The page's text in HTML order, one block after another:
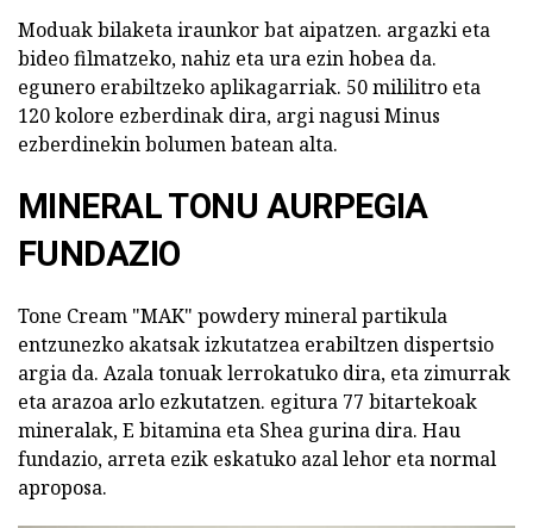
Moduak bilaketa iraunkor bat aipatzen. argazki eta
bideo filmatzeko, nahiz eta ura ezin hobea da.
egunero erabiltzeko aplikagarriak. 50 mililitro eta
120 kolore ezberdinak dira, argi nagusi Minus
ezberdinekin bolumen batean alta.
MINERAL TONU AURPEGIA
FUNDAZIO
Tone Cream "MAK" powdery mineral partikula
entzunezko akatsak izkutatzea erabiltzen dispertsio
argia da. Azala tonuak lerrokatuko dira, eta zimurrak
eta arazoa arlo ezkutatzen. egitura 77 bitartekoak
mineralak, E bitamina eta Shea gurina dira. Hau
fundazio, arreta ezik eskatuko azal lehor eta normal
aproposa.